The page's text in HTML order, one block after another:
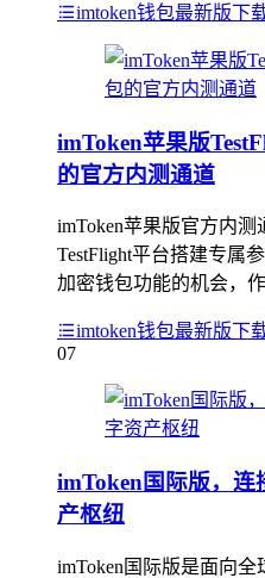
imtoken钱包最新版下
imToken苹果版
的官方内测通道
imToken苹果版官方内
TestFlight平台搭建专属
加密钱包功能的机会，
imtoken钱包最新版下
07
imToken国际版，连
产枢纽
imToken国际版是面向